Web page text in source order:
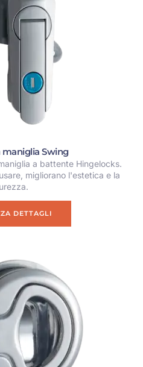
maniglia Swing
a battente Hingelocks.
migliorano l'estetica e la
DETTAGLI